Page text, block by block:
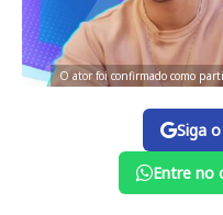
O ator foi confirmado como
Siga
Entre no